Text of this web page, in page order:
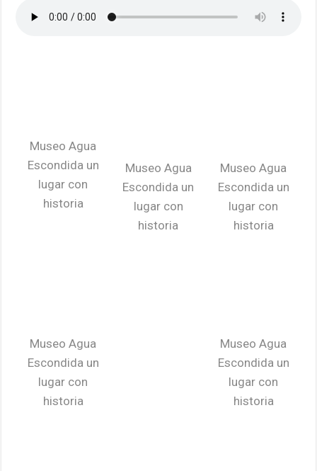
Museo Agua
Escondida un
lugar con
historia
Museo Agua
Escondida un
lugar con
historia
Museo Agua
Escondida un
lugar con
historia
Museo Agua
Escondida un
lugar con
historia
Museo Agua
Escondida un
lugar con
historia